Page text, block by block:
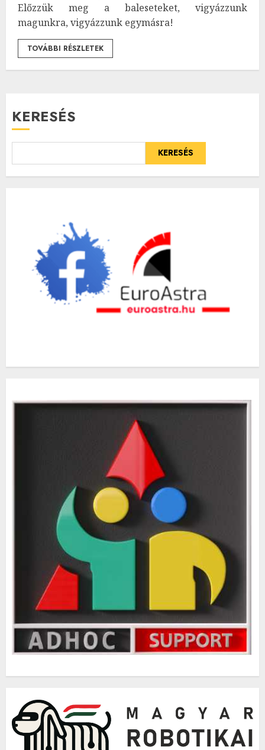
Előzzük meg a baleseteket, vigyázzunk
magunkra, vigyázzunk egymásra!
TOVÁBBI RÉSZLETEK
KERESÉS
KERESÉS